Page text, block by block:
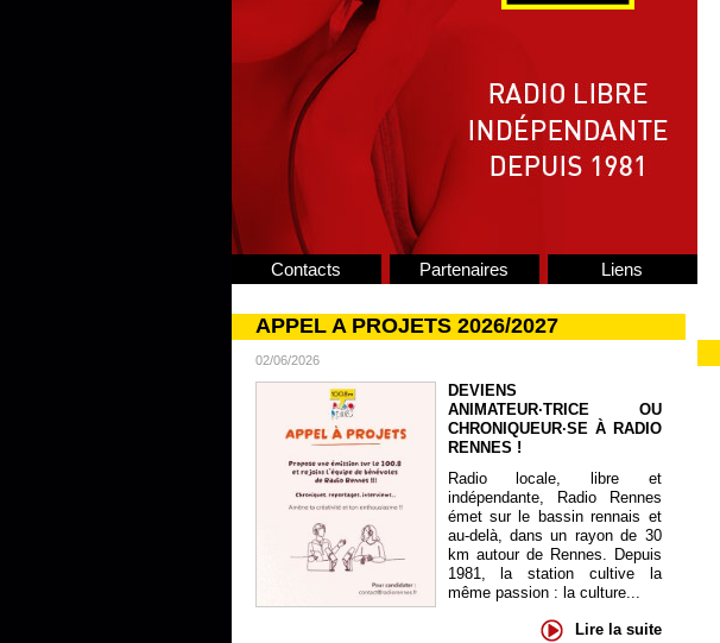
Contacts Partenaires Liens
APPEL A PROJETS 2026/2027
02/06/2026
DEVIENS
ANIMATEUR·TRICE OU
CHRONIQUEUR·SE À RADIO
RENNES !
Radio locale, libre et
indépendante, Radio Rennes
émet sur le bassin rennais et
au-delà, dans un rayon de 30
km autour de Rennes. Depuis
1981, la station cultive la
même passion : la culture...
Lire la suite